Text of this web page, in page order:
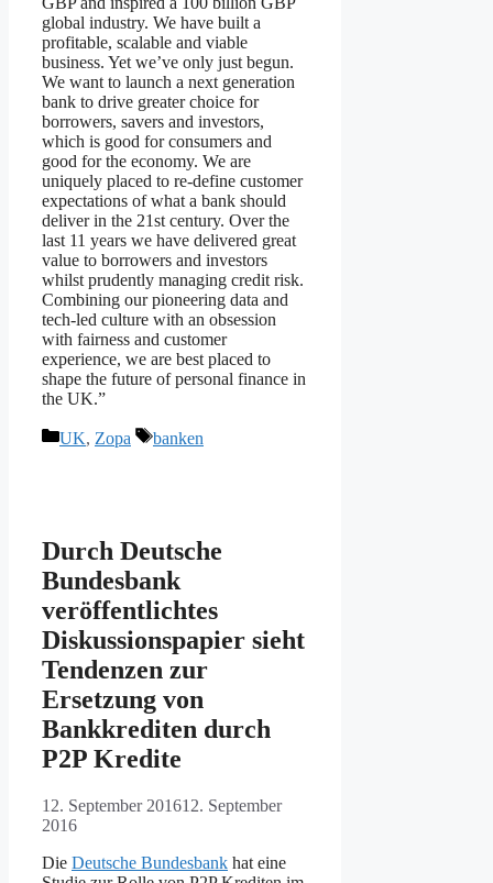
global industry. We have built a
profitable, scalable and viable
business. Yet we’ve only just begun.
We want to launch a next generation
bank to drive greater choice for
borrowers, savers and investors,
which is good for consumers and
good for the economy. We are
uniquely placed to re-define customer
expectations of what a bank should
deliver in the 21st century. Over the
last 11 years we have delivered great
value to borrowers and investors
whilst prudently managing credit risk.
Combining our pioneering data and
tech-led culture with an obsession
with fairness and customer
experience, we are best placed to
shape the future of personal finance in
the UK.”
Kategorien
UK, Zopa Schlagwörter
banken
Durch Deutsche
Bundesbank
veröffentlichtes
Diskussionspapier sieht
Tendenzen zur
Ersetzung von
Bankkrediten durch
P2P Kredite
12. September 201612. September
2016
Die Deutsche Bundesbank hat eine